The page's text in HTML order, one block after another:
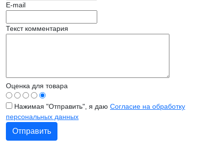
E-mail
Текст комментария
Оценка для товара
Нажимая "Отправить", я даю Согласие на обработку
персональных данных